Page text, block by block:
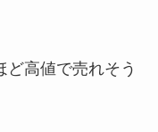
高値で売れそう